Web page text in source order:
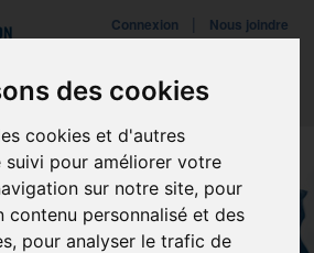
des cookies
cookies et d'autres
suivi pour améliorer votre
sur notre site, pour
contenu personnalisé et des
pour analyser le trafic de
témoins
Connexion Nous joindre